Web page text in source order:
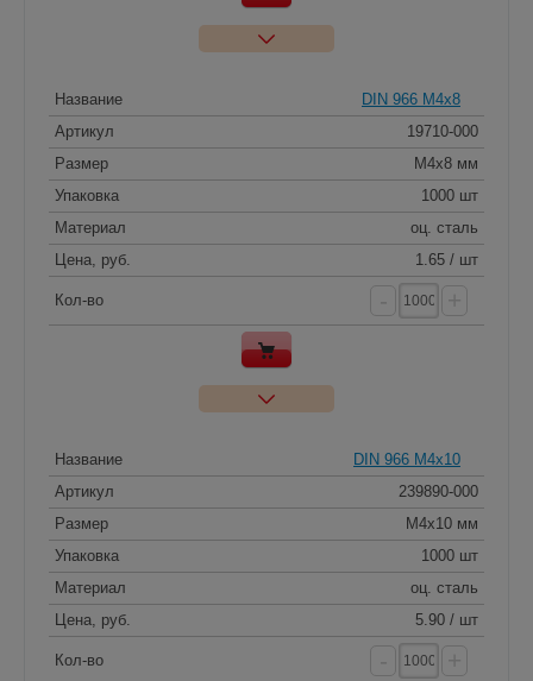
Название
DIN 966 M4x8
Артикул
19710-000
Размер
M4x8 мм
Упаковка
1000 шт
Материал
оц. сталь
Цена, руб.
1.65 / шт
Кол-во
Название
DIN 966 M4x10
Артикул
239890-000
Размер
M4x10 мм
Упаковка
1000 шт
Материал
оц. сталь
Цена, руб.
5.90 / шт
Кол-во